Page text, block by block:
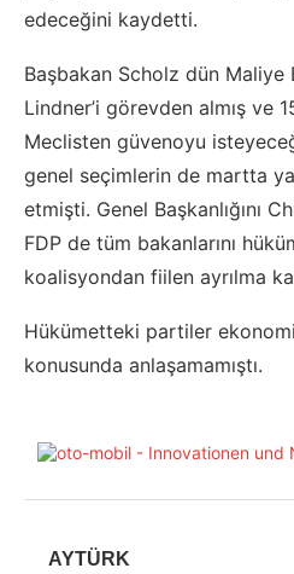
edeceğini kaydetti.
Başbakan Scholz dün Maliye
Lindner’i görevden almış ve
Meclisten güvenoyu
genel seçimlerin de martta
etmişti. Genel Başkanlığını
FDP de tüm bakanlarını
koalisyondan fiilen ayrılma
Hükümetteki partiler
konusunda anlaşamamıştı.
AYTÜRK